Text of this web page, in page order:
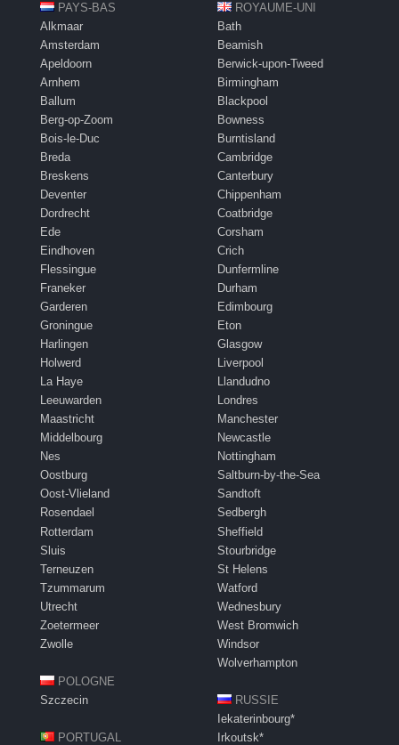
PAYS-BAS
Alkmaar
Amsterdam
Apeldoorn
Arnhem
Ballum
Berg-op-Zoom
Bois-le-Duc
Breda
Breskens
Deventer
Dordrecht
Ede
Eindhoven
Flessingue
Franeker
Garderen
Groningue
Harlingen
Holwerd
La Haye
Leeuwarden
Maastricht
Middelbourg
Nes
Oostburg
Oost-Vlieland
Rosendael
Rotterdam
Sluis
Terneuzen
Tzummarum
Utrecht
Zoetermeer
Zwolle
POLOGNE
Szczecin
PORTUGAL
ROYAUME-UNI
Bath
Beamish
Berwick-upon-Tweed
Birmingham
Blackpool
Bowness
Burntisland
Cambridge
Canterbury
Chippenham
Coatbridge
Corsham
Crich
Dunfermline
Durham
Edimbourg
Eton
Glasgow
Liverpool
Llandudno
Londres
Manchester
Newcastle
Nottingham
Saltburn-by-the-Sea
Sandtoft
Sedbergh
Sheffield
Stourbridge
St Helens
Watford
Wednesbury
West Bromwich
Windsor
Wolverhampton
RUSSIE
Iekaterinbourg*
Irkoutsk*